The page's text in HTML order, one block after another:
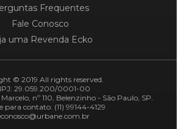
Frequentes
Fale Conosco
uma Revenda Ecko
© 2019 All rights reserved.
29.059.200/0001-00
nº 110, Belenzinho - São Paulo, SP.
para contato: (11) 99144-4129